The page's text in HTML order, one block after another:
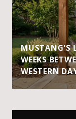
MUSTANG'S
WEEKS
WESTERN